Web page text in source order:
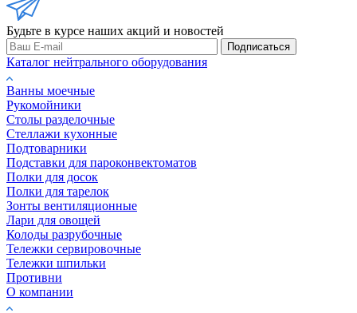
Будьте в курсе наших акций и новостей
Подписаться
Каталог нейтрального оборудования
Ванны моечные
Рукомойники
Столы разделочные
Стеллажи кухонные
Подтоварники
Подставки для пароконвектоматов
Полки для досок
Полки для тарелок
Зонты вентиляционные
Лари для овощей
Колоды разрубочные
Тележки сервировочные
Тележки шпильки
Противни
О компании